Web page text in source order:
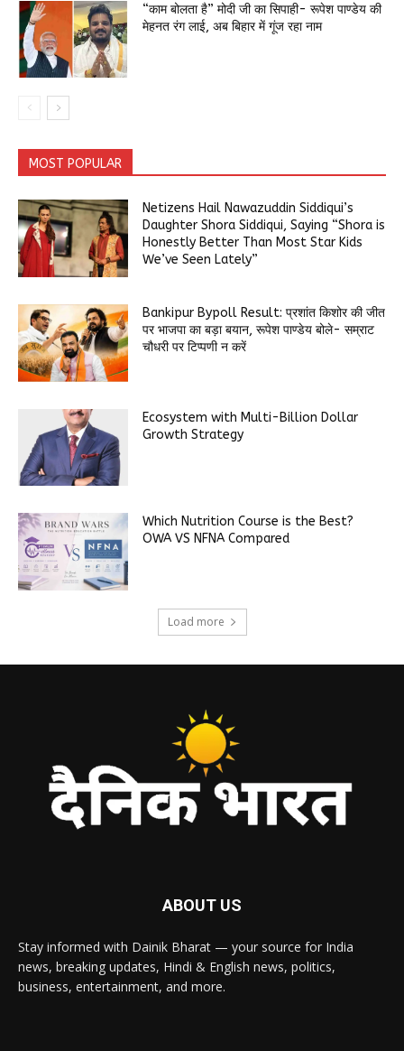
“काम बोलता है” मोदी जी का सिपाही- रूपेश पाण्डेय की
मेहनत रंग लाई, अब बिहार में गूंज रहा नाम
MOST POPULAR
Netizens Hail Nawazuddin Siddiqui’s
Daughter Shora Siddiqui, Saying “Shora is
Honestly Better Than Most Star Kids
We’ve Seen Lately”
Bankipur Bypoll Result: प्रशांत किशोर की जीत
पर भाजपा का बड़ा बयान, रूपेश पाण्डेय बोले- सम्राट
चौधरी पर टिप्पणी न करें
Ecosystem with Multi-Billion Dollar
Growth Strategy
Which Nutrition Course is the Best?
OWA VS NFNA Compared
Load more
ABOUT US
Stay informed with Dainik Bharat — your source for India
news, breaking updates, Hindi & English news, politics,
business, entertainment, and more.